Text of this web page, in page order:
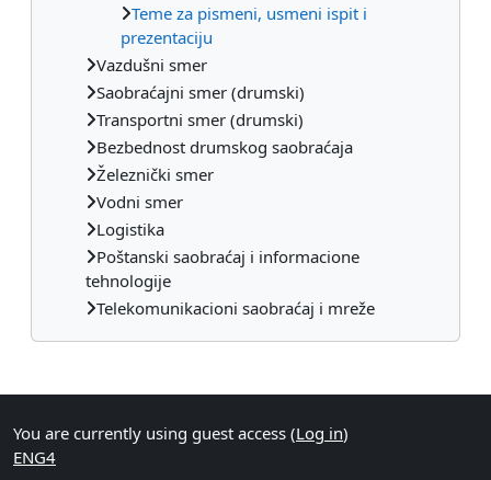
Teme za pismeni, usmeni ispit i
prezentaciju
Vazdušni smer
Saobraćajni smer (drumski)
Transportni smer (drumski)
Bezbednost drumskog saobraćaja
Železnički smer
Vodni smer
Logistika
Poštanski saobraćaj i informacione
tehnologije
Telekomunikacioni saobraćaj i mreže
Supplementary blocks
You are currently using guest access (Log in)
ENG4